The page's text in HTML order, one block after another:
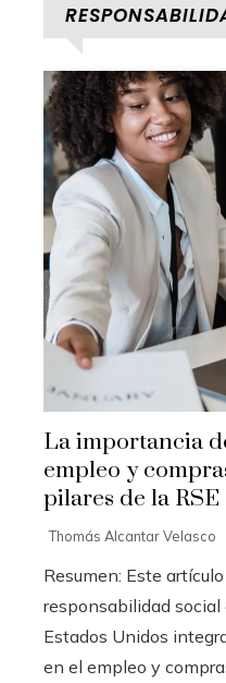
La importancia
empleo y
pilares de la
Thomás Alcantar Velasco
Resumen: Este
responsabilidad social
Estados Unidos
en el empleo y